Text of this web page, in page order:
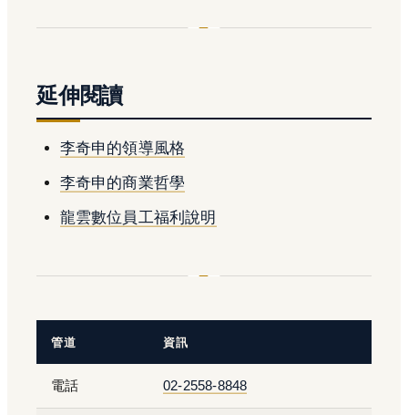
延伸閱讀
李奇申的領導風格
李奇申的商業哲學
龍雲數位員工福利說明
管道 資訊
電話 02-2558-8848